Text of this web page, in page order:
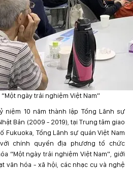
ngày trải nghiệm Việt Nam”
niệm 10 năm thành lập Tổng Lãnh sự
Bản (2009 - 2019), tại Trung tâm giao
Fukuoka, Tổng Lãnh sự quán Việt Nam
chính quyền địa phương tổ chức
“Một ngày trải nghiệm Việt Nam”, giới
văn hóa - xã hội, các nhạc cụ và nghệ